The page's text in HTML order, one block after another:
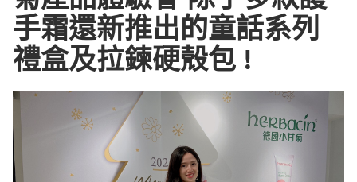
手霜還新推出的童話系列
禮盒及拉鍊硬殼包 !